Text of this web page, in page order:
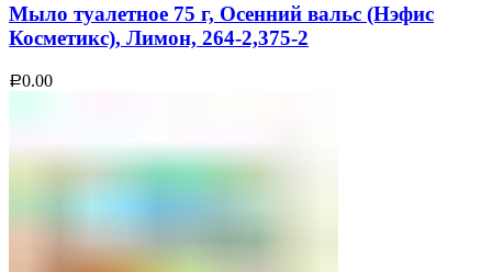
Мыло туалетное 75 г, Осенний вальс (Нэфис
Косметикс), Лимон, 264-2,375-2
Р0.00